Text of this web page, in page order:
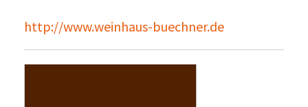
http://www.weinhaus-buechner.de